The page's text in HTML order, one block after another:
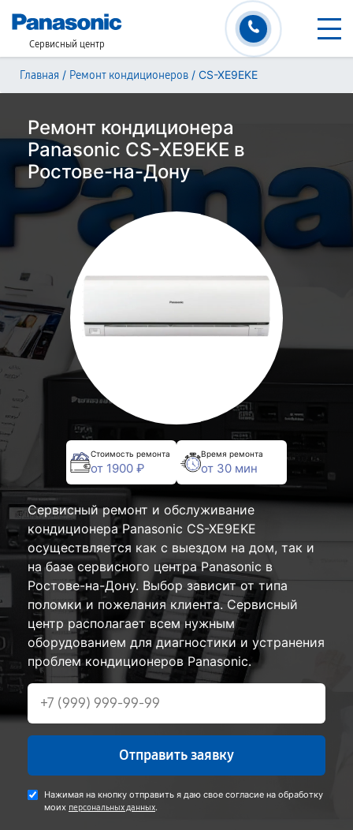
Сервисный центр
Главная / Ремонт кондиционеров / CS-XE9EKE
Ремонт кондиционера
Panasonic CS-XE9EKE в
Ростове-на-Дону
Стоимость ремонта
от 1900 ₽
Время ремонта
от 30 мин
Сервисный ремонт и обслуживание
кондиционера Panasonic CS-XE9EKE
осуществляется как с выездом на дом, так и
на базе сервисного центра Panasonic в
Ростове-на-Дону. Выбор зависит от типа
поломки и пожелания клиента. Сервисный
центр располагает всем нужным
оборудованием для диагностики и устранения
проблем кондиционеров Panasonic.
Отправить заявку
Нажимая на кнопку отправить я даю свое согласие на обработку
моих персональных данных.